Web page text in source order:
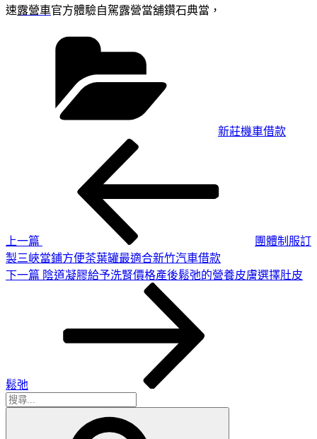
速露營車官方體驗自駕露營當舖鑽石典當，
新莊機車借款
上一篇
團體制服訂
製三峽當鋪方便茶葉罐最適合新竹汽車借款
下
下一篇 陰道凝膠給予洗腎價格產後鬆弛的營養皮膚選擇肚皮
鬆弛
搜